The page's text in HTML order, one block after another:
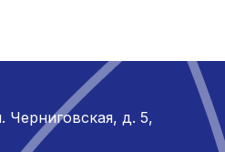
Черниговская, д. 5,